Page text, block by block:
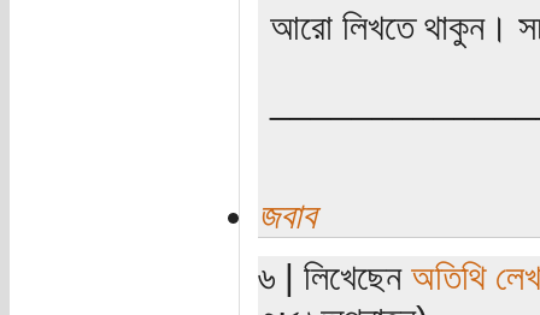
আরো লিখতে থাকুন।
জবাব
৬ | লিখেছেন অতিথি